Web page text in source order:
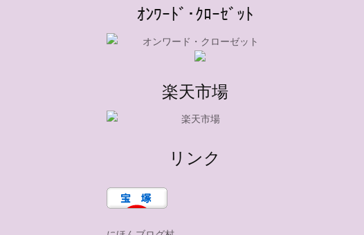
ｵﾝﾜｰﾄﾞ･ｸﾛｰｾﾞｯﾄ
楽天市場
リンク